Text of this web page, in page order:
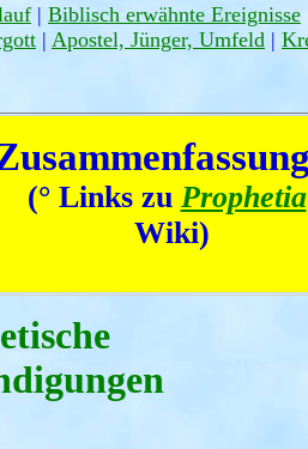
| Biblisch erwähnte Ereignisse
| Apostel, Jünger, Umfeld |
(° Links zu Prophetia
Wiki)